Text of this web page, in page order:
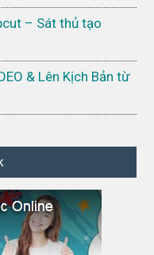
– Sát thủ tạo
& Lên Kịch Bản từ